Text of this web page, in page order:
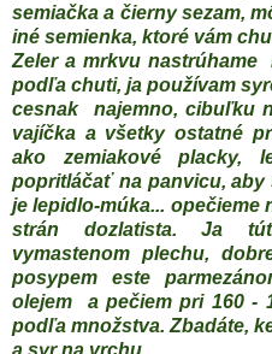
semiačka a čierny sezam,
iné semienka, ktoré vám
Zeler a mrkvu nastrúhame
podľa chuti, ja používam
cesnak najemno, cibuľku
vajíčka a všetky ostatné
ako zemiakové placky,
popritláčať na panvicu, aby
je lepidlo-múka...
strán dozlatista. Ja
vymastenom plechu,
posypem este
olejem a pečiem pri 160 -
podľa množstva. Zbadáte,
a syr na vrchu...